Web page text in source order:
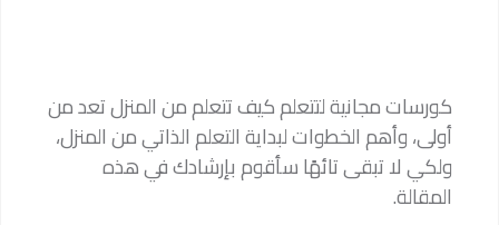
كورسات مجانية لتتعلم كيف تتعلم من المنزل تعد من
أولى، وأهم الخطوات لبداية التعلم الذاتي من المنزل،
ولكي لا تبقى تائهًا سأقوم بإرشادك في هذه
المقالة.